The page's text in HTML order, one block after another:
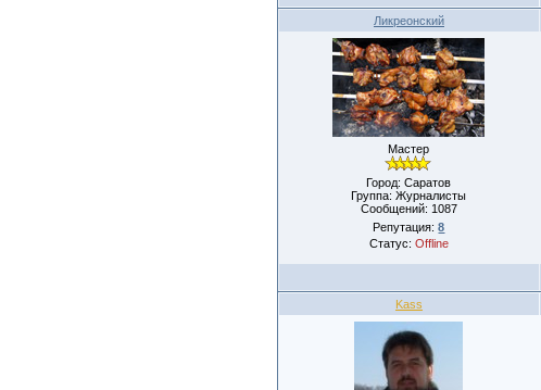
Ликреонский
Мастер
Город: Саратов
Группа: Журналисты
Сообщений: 1087
Репутация:8
Статус: Offline
Kass